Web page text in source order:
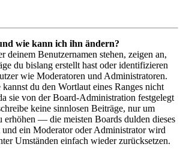
wie kann ich ihn ändern?
deinem Benutzernamen stehen, zeigen an,
du bislang erstellt hast oder identifizieren
wie Moderatoren und Administratoren.
du den Wortlaut eines Ranges nicht
sie von der Board-Administration festgelegt
keine sinnlosen Beiträge, nur um
erhöhen — die meisten Boards dulden dieses
und ein Moderator oder Administrator wird
Umständen einfach wieder zurücksetzen.